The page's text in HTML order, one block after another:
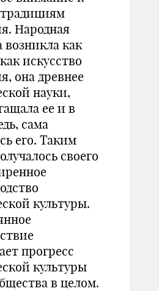
Народная
возникла как
искусство
она древнее
науки,
ее и в
сама
его. Таким
своего
культуры.
прогресс
культуры
в целом.